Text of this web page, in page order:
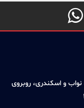

نواب و اسكندری، روبروی